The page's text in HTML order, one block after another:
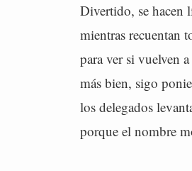
Divertido, se hacen
mientras recuentan
para ver si vuelven
más bien, sigo
los delegados
porque el nombre